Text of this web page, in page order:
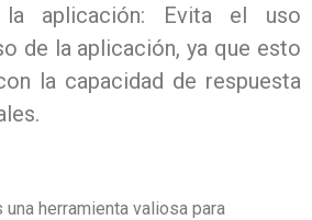
aplicación: Evita el uso
de la aplicación, ya que esto
la capacidad de respuesta
herramienta valiosa para